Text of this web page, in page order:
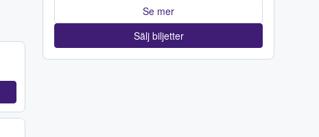
Se mer
Sälj biljetter